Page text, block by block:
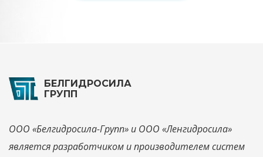
БЕЛГИДРОСИЛА
ГРУПП
ООО «Белгидросила-Групп» и ООО «Ленгидросила»
является разработчиком и производителем систем